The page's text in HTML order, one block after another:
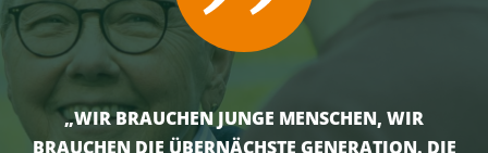
„WIR BRAUCHEN JUNGE MENSCHEN, WIR
BRAUCHEN DIE ÜBERNÄCHSTE GENERATION. DIE